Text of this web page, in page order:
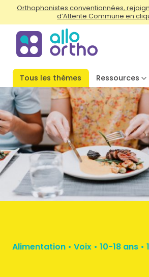
Orthophonistes conventionnées,
d’Attente Commune en
Tous les thèmes Ressources
Alimentation • Voix • 10-18 ans •